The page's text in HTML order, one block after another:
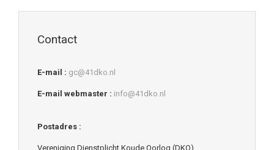
Contact
E-mail : gc@41dko.nl
E-mail webmaster : info@41dko.nl
Postadres :
Vereniging Dienstplicht Koude Oorlog (DKO)